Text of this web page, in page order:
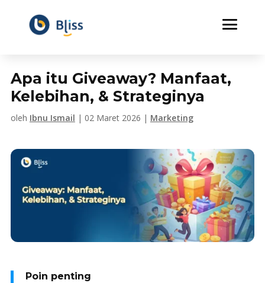
Apa itu Giveaway? Manfaat,
Kelebihan, & Strateginya
oleh Ibnu Ismail | 02 Maret 2026 | Marketing
Poin penting